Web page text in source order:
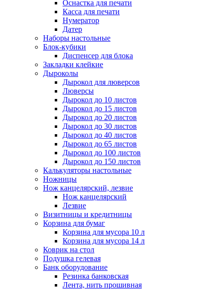
Оснастка для печати
Касса для печати
Нумератор
Датер
Наборы настольные
Блок-кубики
Диспенсер для блока
Закладки клейкие
Дыроколы
Дырокол для люверсов
Люверсы
Дырокол до 10 листов
Дырокол до 15 листов
Дырокол до 20 листов
Дырокол до 30 листов
Дырокол до 40 листов
Дырокол до 65 листов
Дырокол до 100 листов
Дырокол до 150 листов
Калькуляторы настольные
Ножницы
Нож канцелярский, лезвие
Нож канцелярский
Лезвие
Визитницы и кредитницы
Корзина для бумаг
Корзина для мусора 10 л
Корзина для мусора 14 л
Коврик на стол
Подушка гелевая
Банк оборудование
Резинка банковская
Лента, нить прошивная